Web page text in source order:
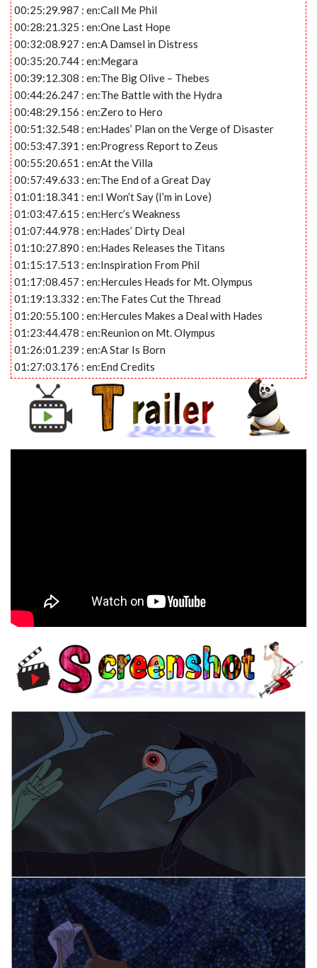
00:25:29.987 : en:Call Me Phil
00:28:21.325 : en:One Last Hope
00:32:08.927 : en:A Damsel in Distress
00:35:20.744 : en:Megara
00:39:12.308 : en:The Big Olive – Thebes
00:44:26.247 : en:The Battle with the Hydra
00:48:29.156 : en:Zero to Hero
00:51:32.548 : en:Hades’ Plan on the Verge of Disaster
00:53:47.391 : en:Progress Report to Zeus
00:55:20.651 : en:At the Villa
00:57:49.633 : en:The End of a Great Day
01:01:18.341 : en:I Won’t Say (I’m in Love)
01:03:47.615 : en:Herc’s Weakness
01:07:44.978 : en:Hades’ Dirty Deal
01:10:27.890 : en:Hades Releases the Titans
01:15:17.513 : en:Inspiration From Phil
01:17:08.457 : en:Hercules Heads for Mt. Olympus
01:19:13.332 : en:The Fates Cut the Thread
01:20:55.100 : en:Hercules Makes a Deal with Hades
01:23:44.478 : en:Reunion on Mt. Olympus
01:26:01.239 : en:A Star Is Born
01:27:03.176 : en:End Credits